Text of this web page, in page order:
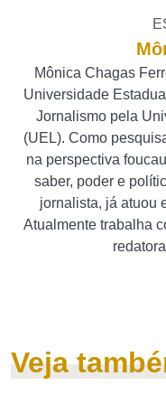
Mônica Chagas
Universidade
Jornalismo pela
(UEL). Como
na perspectiva
saber, poder e
jornalista, já atuou
Atualmente trabalha
Veja